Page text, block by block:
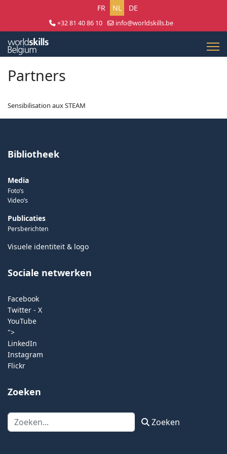
Selecteer uw taal
FR NL DE
+32 81 40 86 10
info@worldskills.be
Partners
Sensibilisation aux STEAM
Bibliotheek
Media
Foto’s
Video’s
Publicaties
Persberichten
Visuele identiteit & logo
Sociale netwerken
Facebook
Twitter - X
YouTube
">
LinkedIn
Instagram
Flickr
Zoeken
Zoeken Zoeken